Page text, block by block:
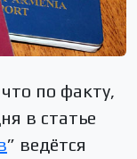
по факту,
в статье
” ведётся